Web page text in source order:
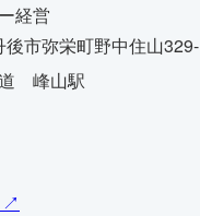
経営
市弥栄町野中住山
峰山駅
↗